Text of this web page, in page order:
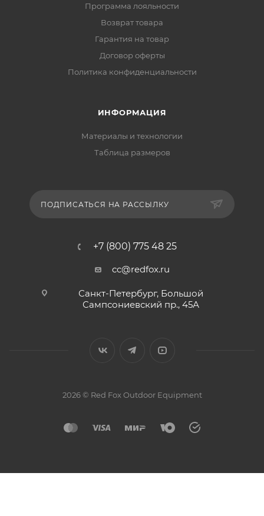
Программа лояльности
Возврат товара
Гарантия на товар
Договор оферты
Политика конфиденциальности
ИНФОРМАЦИЯ
Материалы и технологии
Таблица размеров
ПОДПИСАТЬСЯ НА РАССЫЛКУ
+7 (800) 775 48 25
cc@redfox.ru
Санкт-Петербург, Большой
Сампсониевский пр., 45А
2026 © Red Fox Outdoor Equipment